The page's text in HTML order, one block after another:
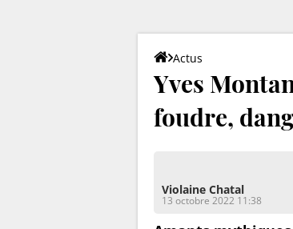
Actus
Yves
foudre,
Violaine Chatal
13 octobre 2022 11:38